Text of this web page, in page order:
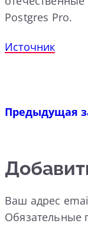
Postgres Pro.
Источник
Предыдущая
Ваш адрес
Обязательные